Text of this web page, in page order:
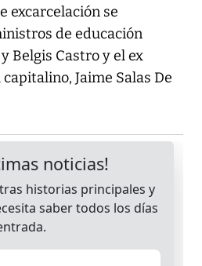
excarcelación se
de educación
Belgis Castro y el ex
Jaime Salas De